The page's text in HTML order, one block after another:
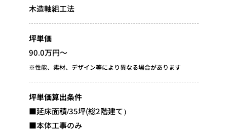
木造軸組工法
坪単価
90.0万円～
※性能、素材、デザイン等により異なる場合があります
坪単価算出条件
■延床面積/35坪(総2階建て）
■本体工事のみ